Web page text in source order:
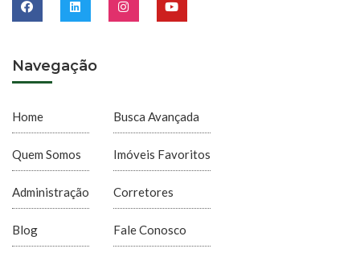
Navegação
Home
Quem Somos
Administração
Blog
Busca Avançada
Imóveis Favoritos
Corretores
Fale Conosco